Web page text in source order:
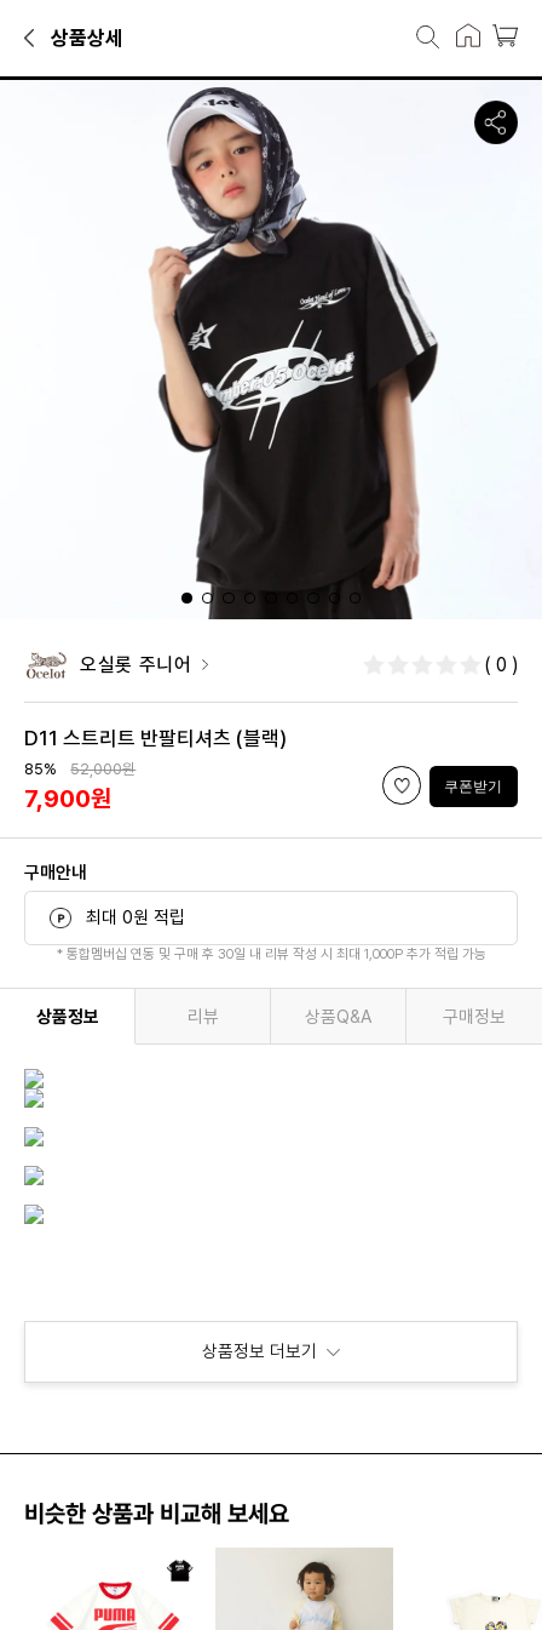
상품상세
실롯 주니어 D11 스트리트 반팔티
소매·반팔티카테고리에서 만나볼 수 있는 상품으로, 캐리마켓에서
오실롯 주니어 ( 0 )
D11 스트리트 반팔티셔츠 (블랙)
85% 52,000원
7,900원 쿠폰받기
구매안내
최대 0원 적립
* 통합멤버십 연동 및 구매 후 30일 내 리뷰 작성 시 최대 1,000P 추가 적립 가능
상품정보 리뷰 상품Q&A 구매정보
상품정보 더보기
비슷한 상품과 비교해 보세요